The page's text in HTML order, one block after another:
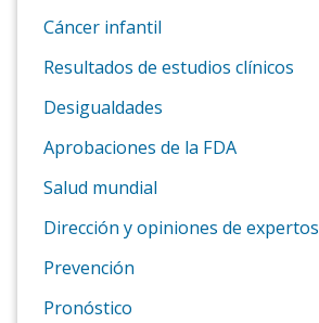
Cáncer infantil
Resultados de estudios clínicos
Desigualdades
Aprobaciones de la FDA
Salud mundial
Dirección y opiniones de expertos
Prevención
Pronóstico